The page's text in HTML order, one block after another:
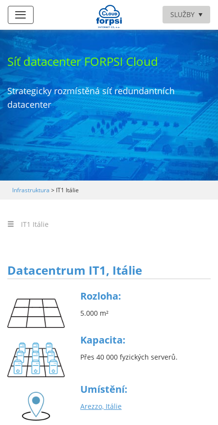
SLUŽBY
Síť datacenter FORPSI Cloud
Strategicky rozmístěná síť redundantních
datacenter
Infrastruktura > IT1 Itálie
IT1 Itálie
Datacentrum IT1, Itálie
Rozloha:
5.000 m²
Kapacita:
Přes 40 000 fyzických serverů.
Umístění:
Arezzo, Itálie